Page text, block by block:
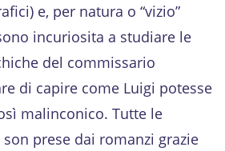
e, per natura o “vizio”
incuriosita a studiare le
del commissario
di capire come Luigi potesse
malinconico. Tutte le
prese dai romanzi grazie